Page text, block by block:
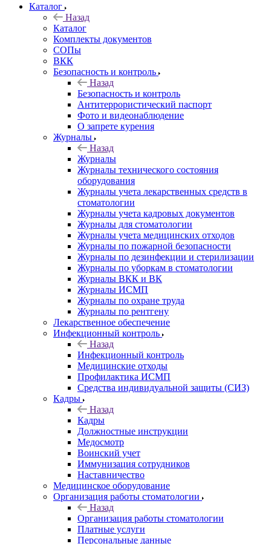
Каталог
Назад
Каталог
Комплекты документов
СОПы
ВКК
Безопасность и контроль
Назад
Безопасность и контроль
Антитеррористический паспорт
Фото и видеонаблюдение
О запрете курения
Журналы
Назад
Журналы
Журналы технического состояния
оборудования
Журналы учета лекарственных средств в
стоматологии
Журналы учета кадровых документов
Журналы для стоматологии
Журналы учета медицинских отходов
Журналы по пожарной безопасности
Журналы по дезинфекции и стерилизации
Журналы по уборкам в стоматологии
Журналы ВКК и ВК
Журналы ИСМП
Журналы по охране труда
Журналы по рентгену
Лекарственное обеспечение
Инфекционный контроль
Назад
Инфекционный контроль
Медицинские отходы
Профилактика ИСМП
Средства индивидуальной защиты (СИЗ)
Кадры
Назад
Кадры
Должностные инструкции
Медосмотр
Воинский учет
Иммунизация сотрудников
Наставничество
Медицинское оборудование
Организация работы стоматологии
Назад
Организация работы стоматологии
Платные услуги
Персональные данные